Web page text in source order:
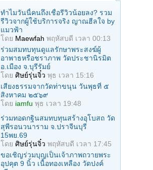
ทำไมวันนี้คนถึงเชื่อรีวิวน้อยลง? รวม
รีวิวจากผู้ใช้บริการจริง ญาณฮีลใจ by
แมวฟ้า
โดย Maewfah พฤหัสบดี เวลา 00:13
ร่วมสมทบทุนดูแลรักษาพระสงฆ์ผู้
อาพาธหรือชราภาพ วัดประชานิรมิต
อ.เมือง จ.บุรีรัมย์
โดย ศิษย์รุ่นจิ๋ว พุธ เวลา 15:16
เสียงธรรมจากวัดท่าขนุน วันพุธที่ ๕
สิงหาคม ๒๕๖๙
โดย iamfu พุธ เวลา 19:48
ร่วมทอดกฐินสมทบทุนสร้างอุโบสถ วัด
สุพีรอนวนาราม จ.ปราจีนบุรี
15พย.69
โดย ศิษย์รุ่นจิ๋ว พฤหัสบดี เวลา 17:45
ขอเชิญร่วมบุญเป็นเจ้าภาพถวายพระ
อุปคุต 9 นิ้ว เนื้อทองเหลือง วัดปงค์